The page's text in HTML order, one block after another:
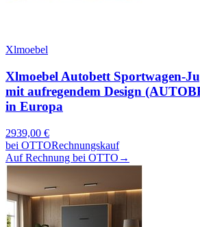
Xlmoebel
Xlmoebel Autobett Sportwagen-
mit aufregendem Design
in Europa
2939,00 €
bei OTTORechnungskauf
Auf Rechnung bei OTTO →